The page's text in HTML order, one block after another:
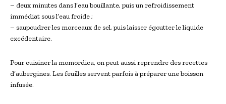
– deux minutes dans l’eau bouillante, puis un refroidissement
immédiat sous l’eau froide ;
– saupoudrer les morceaux de sel, puis laisser égoutter le liquide
excédentaire.
Pour cuisiner la momordica, on peut aussi reprendre des recettes
d’aubergines. Les feuilles servent parfois à préparer une boisson
infusée.